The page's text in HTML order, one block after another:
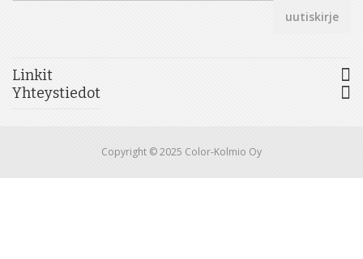
uutiskirje
Linkit
Yhteystiedot
Copyright © 2025 Color-Kolmio Oy